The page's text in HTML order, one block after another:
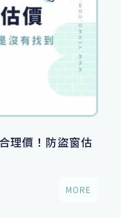
理價！防盜窗估
MORE